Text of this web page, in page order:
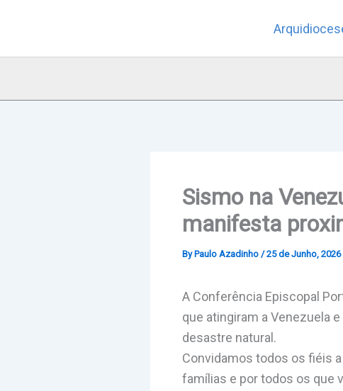
Sismo na
manifesta
By Paulo Azadinho /25 de Junho, 2026
A Conferência Episcopal
que atingiram a Venezuela
desastre natural.
Convidamos todos os fiéis
famílias e por todos os que